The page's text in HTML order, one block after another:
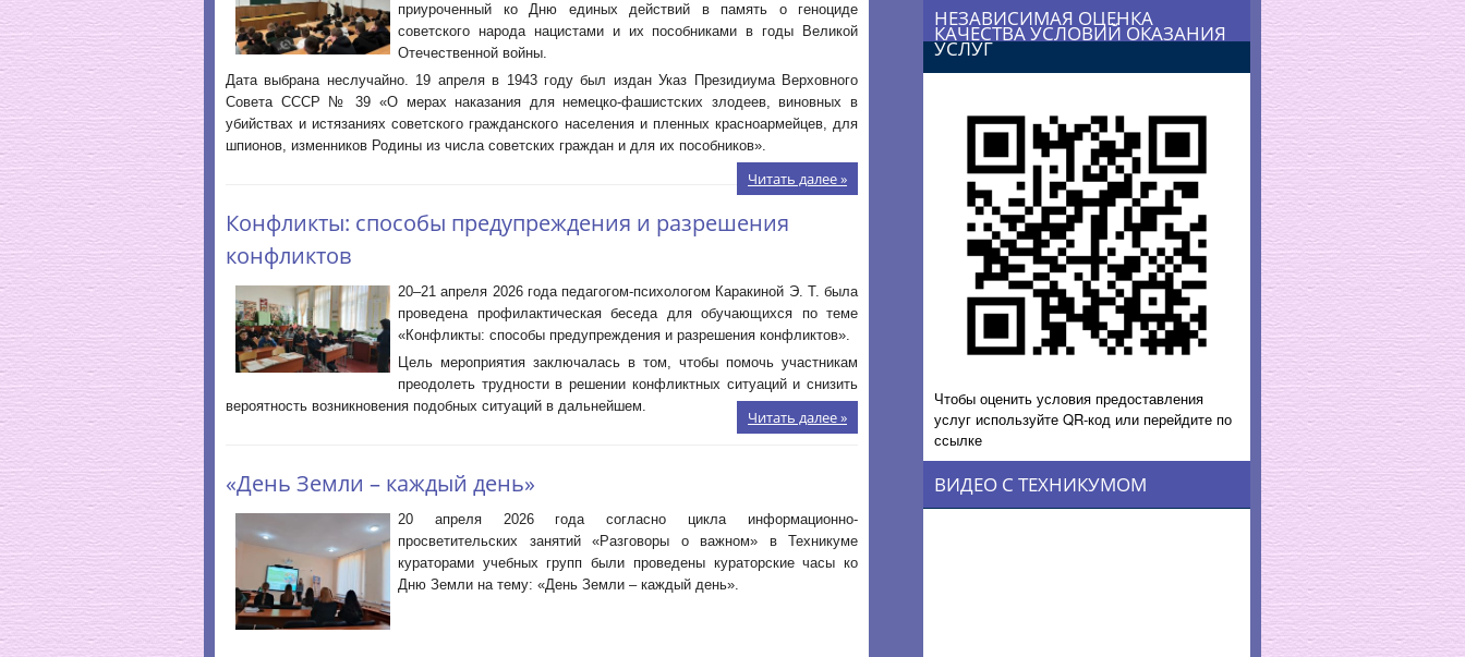
приуроченный ко Дню единых действий в память о геноциде
советского народа нацистами и их пособниками в годы Великой
Отечественной войны.
Дата выбрана неслучайно. 19 апреля в 1943 году был издан Указ Президиума Верховного
Совета СССР № 39 «О мерах наказания для немецко-фашистских злодеев, виновных в
убийствах и истязаниях советского гражданского населения и пленных красноармейцев, для
шпионов, изменников Родины из числа советских граждан и для их пособников».
Читать далее »
Конфликты: способы предупреждения и разрешения
конфликтов
20–21 апреля 2026 года педагогом‑психологом Каракиной Э. Т. была
проведена профилактическая беседа для обучающихся по теме
«Конфликты: способы предупреждения и разрешения конфликтов».
Цель мероприятия заключалась в том, чтобы помочь участникам
преодолеть трудности в решении конфликтных ситуаций и снизить
вероятность возникновения подобных ситуаций в дальнейшем.
Читать далее »
«День Земли – каждый день»
20 апреля 2026 года согласно цикла информационно-
просветительских занятий «Разговоры о важном» в Техникуме
кураторами учебных групп были проведены кураторские часы ко
Дню Земли на тему: «День Земли – каждый день».
НЕЗАВИСИМАЯ ОЦЕНКА
КАЧЕСТВА УСЛОВИЙ ОКАЗАНИЯ
УСЛУГ
Чтобы оценить условия предоставления
услуг используйте QR-код или перейдите по
ссылке
ВИДЕО С ТЕХНИКУМОМ